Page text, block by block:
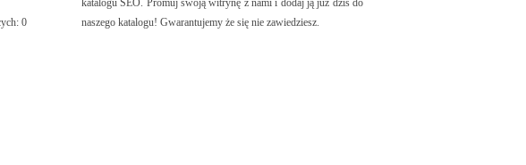
0
katalogu SEO. Promuj swoją witrynę z nami i dodaj ją już dziś do
naszego katalogu! Gwarantujemy że się nie zawiedziesz.